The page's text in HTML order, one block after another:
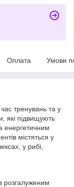
Оплата Умови
тренувань та у
які підвищують
енергетичним
містяться у
у рибі,
розгалуженим